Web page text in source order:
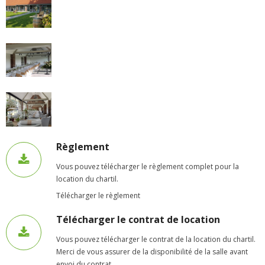
- - Ecole Yann Arthus-Bertrand
- - Ecole Sainte Marie
- - Menus restaurant scolaire
- Loisirs
- - Centres de loisirs
- - Mercredis récréatifs
- - Espace jeunes 12 / 17 ans
- - Conseil Municipal Enfants
- - Conseil Municipal Jeunes
- - Recrutement animateurs
Règlement
Vous pouvez télécharger le règlement complet pour la
location du chartil.
Télécharger le règlement
Télécharger le contrat de location
Vous pouvez télécharger le contrat de la location du chartil.
Merci de vous assurer de la disponibilité de la salle avant